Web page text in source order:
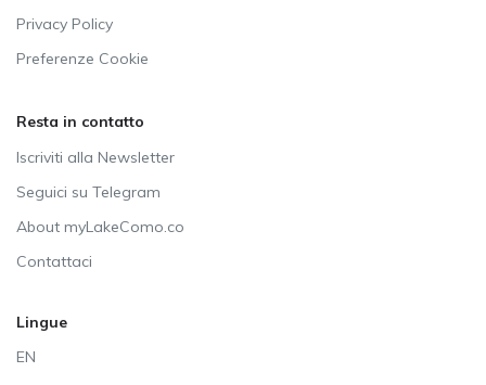
Privacy Policy
Preferenze Cookie
Resta in contatto
Iscriviti alla Newsletter
Seguici su Telegram
About myLakeComo.co
Contattaci
Lingue
EN